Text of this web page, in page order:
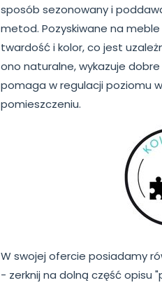
sposób sezonowany i
metod. Pozyskiwane na
twardość i kolor, co jest
ono naturalne, wykazuje
pomaga w regulacji poziomu
pomieszczeniu.
W swojej ofercie posiadamy
- zerknij na dolną część opisu